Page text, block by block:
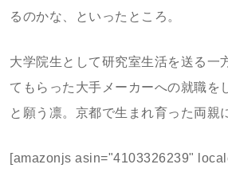
るのかな、といったところ。
大学院生として研究室生活を送る一
てもらった大手メーカーへの就職を
と願う凛。京都で生まれ育った両親
[amazonjs asin="4103326239"